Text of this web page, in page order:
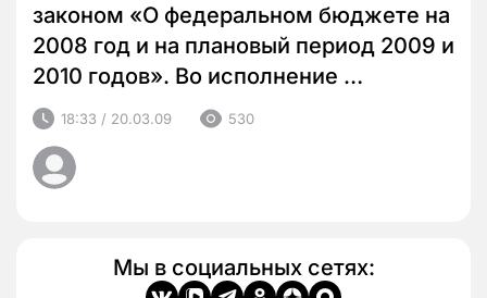
законом «О федеральном бюджете на
2008 год и на плановый период 2009 и
2010 годов». Во исполнение …
18:33 / 20.03.09 530
Мы в социальных сетях: